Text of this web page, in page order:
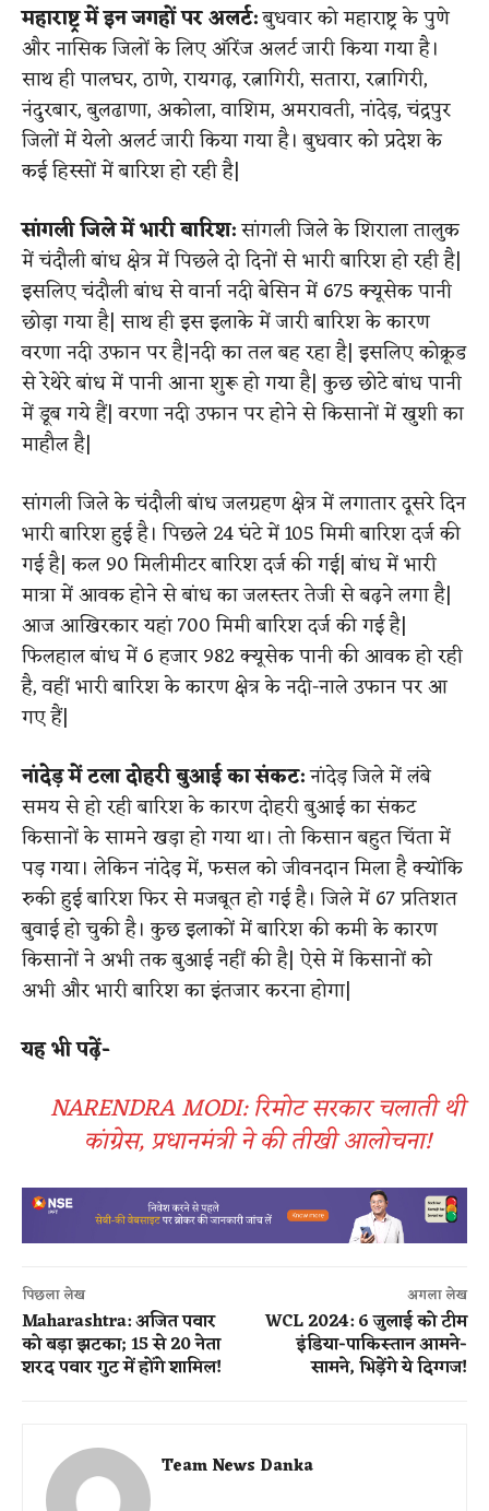
महाराष्ट्र में इन जगहों पर अलर्ट:बुधवार को महाराष्ट्र के पुणे
और नासिक जिलों के लिए ऑरेंज अलर्ट जारी किया गया है।
साथ ही पालघर, ठाणे, रायगढ़, रत्नागिरी, सतारा, रत्नागिरी,
नंदुरबार, बुलढाणा, अकोला, वाशिम, अमरावती, नांदेड़, चंद्रपुर
जिलों में येलो अलर्ट जारी किया गया है। बुधवार को प्रदेश के
कई हिस्सों में बारिश हो रही है|
सांगली जिले में भारी बारिश:सांगली जिले के शिराला तालुक
में चंदौली बांध क्षेत्र में पिछले दो दिनों से भारी बारिश हो रही है|
इसलिए चंदौली बांध से वार्ना नदी बेसिन में 675 क्यूसेक पानी
छोड़ा गया है| साथ ही इस इलाके में जारी बारिश के कारण
वरणा नदी उफान पर है|नदी का तल बह रहा है| इसलिए कोक्रूड
से रेथेरे बांध में पानी आना शुरू हो गया है| कुछ छोटे बांध पानी
में डूब गये हैं| वरणा नदी उफान पर होने से किसानों में खुशी का
माहौल है|
सांगली जिले के चंदौली बांध जलग्रहण क्षेत्र में लगातार दूसरे दिन
भारी बारिश हुई है। पिछले 24 घंटे में 105 मिमी बारिश दर्ज की
गई है| कल 90 मिलीमीटर बारिश दर्ज की गई| बांध में भारी
मात्रा में आवक होने से बांध का जलस्तर तेजी से बढ़ने लगा है|
आज आखिरकार यहां 700 मिमी बारिश दर्ज की गई है|
फिलहाल बांध में 6 हजार 982 क्यूसेक पानी की आवक हो रही
है, वहीं भारी बारिश के कारण क्षेत्र के नदी-नाले उफान पर आ
गए हैं|
नांदेड़ में टला दोहरी बुआई का संकट:नांदेड़ जिले में लंबे
समय से हो रही बारिश के कारण दोहरी बुआई का संकट
किसानों के सामने खड़ा हो गया था। तो किसान बहुत चिंता में
पड़ गया। लेकिन नांदेड़ में, फसल को जीवनदान मिला है क्योंकि
रुकी हुई बारिश फिर से मजबूत हो गई है। जिले में 67 प्रतिशत
बुवाई हो चुकी है। कुछ इलाकों में बारिश की कमी के कारण
किसानों ने अभी तक बुआई नहीं की है| ऐसे में किसानों को
अभी और भारी बारिश का इंतजार करना होगा|
यह भी पढ़ें-
NARENDRA MODI: रिमोट सरकार चलाती थी
कांग्रेस, प्रधानमंत्री ने की तीखी आलोचना!
पिछला लेख
Maharashtra: अजित पवार
को बड़ा झटका; 15 से 20 नेता
शरद पवार गुट में ​होंगे शामिल​! ​
अगला लेख
WCL 2024: 6 जुलाई को टीम
इंडिया-पाकिस्तान आमने-
सामने, भिड़ेंगे ये दिग्गज!
Team News Danka